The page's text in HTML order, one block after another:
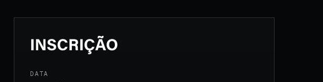
INSCRIÇÃO
DATA